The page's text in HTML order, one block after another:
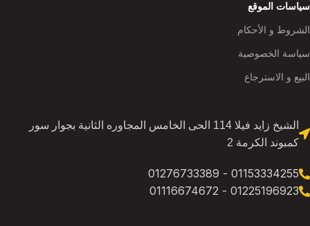
سياسات الموقع
الشروط و الأحكام
سياسة الخصوصية
البيع و الاسترجاع
الشيخ زايد فيلا 114 الحى الخامس المجاوره الثانية بجوار سور
كمبوند الكرمة 2
01153334255 - 01276733389
01225196923 - 01116674672